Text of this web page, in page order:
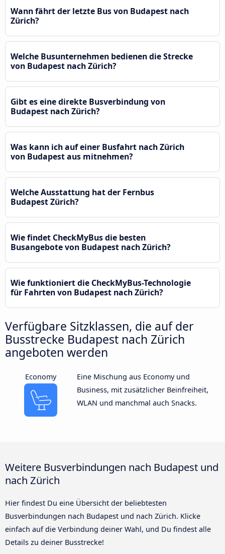
Wann fährt der letzte Bus von Budapest nach
Zürich?
Welche Busunternehmen bedienen die Strecke
von Budapest nach Zürich?
Gibt es eine direkte Busverbindung von
Budapest nach Zürich?
Was kann ich auf einer Busfahrt nach Zürich
von Budapest aus mitnehmen?
Welche Ausstattung hat der Fernbus
Budapest Zürich?
Wie findet CheckMyBus die besten
Busangebote von Budapest nach Zürich?
Wie funktioniert die CheckMyBus-Technologie
für Fahrten von Budapest nach Zürich?
Verfügbare Sitzklassen, die auf der
Busstrecke Budapest nach Zürich
angeboten werden
Economy
Eine Mischung aus Economy und
Business, mit zusätzlicher Beinfreiheit,
WLAN und manchmal auch Snacks.
Weitere Busverbindungen nach Budapest und
nach Zürich
Hier findest Du eine Übersicht der beliebtesten
Busverbindungen nach Budapest und nach Zürich. Klicke
einfach auf die Verbindung deiner Wahl, und Du findest alle
Details zu deiner Busstrecke!